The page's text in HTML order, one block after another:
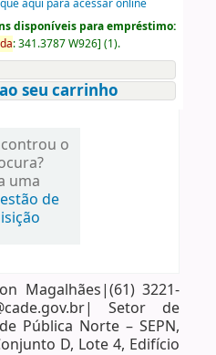
disponíveis para empréstimo:
da:341.3787 W926] (1).
seu carrinho
o
uma
de
Magalhães|(61) 3221-
Setor de
Pública Norte – SEPN,
D, Lote 4, Edifício